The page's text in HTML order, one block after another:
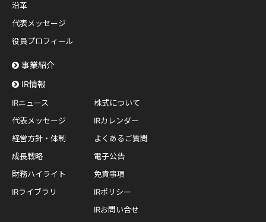
沿革
代表メッセージ
役員プロフィール
事業紹介
IR情報
IRニュース
代表メッセージ
経営方針・体制
成長戦略
財務ハイライト
IRライブラリ
株式について
IRカレンダー
よくあるご質問
電子公告
免責事項
IRポリシー
IRお問い合せ